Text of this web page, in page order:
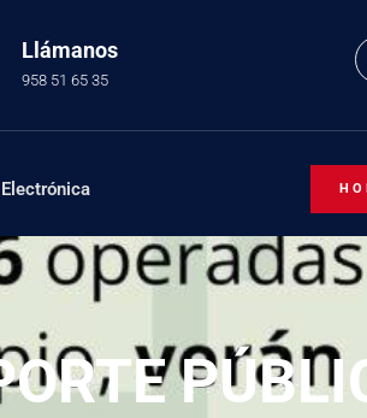
Llámanos
958 51 65 35